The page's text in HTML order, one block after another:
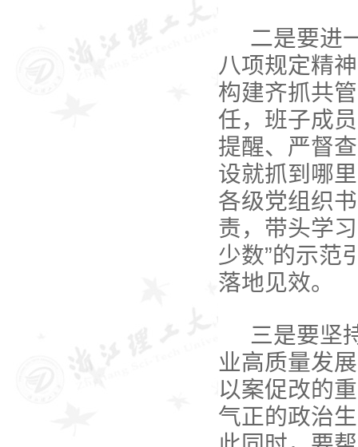
二是要进
八项规定精
构建齐抓共
任，班子成
提醒、严督
设就抓到哪
各级党组织
责，带头学
少数”的示范
落地见效。
三是要坚
业高质量发
以案促改的
气正的政治